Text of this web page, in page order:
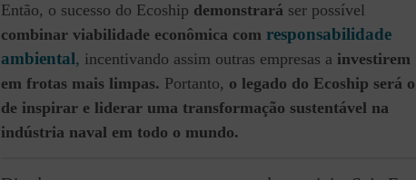
Então, o sucesso do Ecoship demonstrará ser possível
combinar viabilidade econômica com responsabilidade
ambiental, incentivando assim outras empresas a investirem
em frotas mais limpas. Portanto, o legado do Ecoship será o
de inspirar e liderar uma transformação sustentável na
indústria naval em todo o mundo.